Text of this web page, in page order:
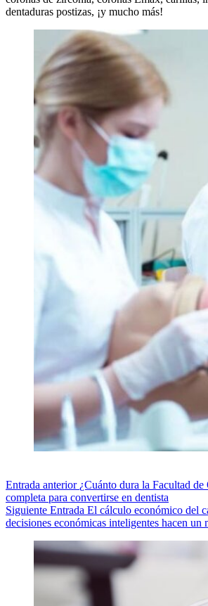
dentaduras postizas, ¡y mucho más!
Entrada anterior ¿Cuánto dura la Facultad
completa para convertirse en dentista
Siguiente Entrada El cálculo económico del
decisiones económicas inteligentes hacen un